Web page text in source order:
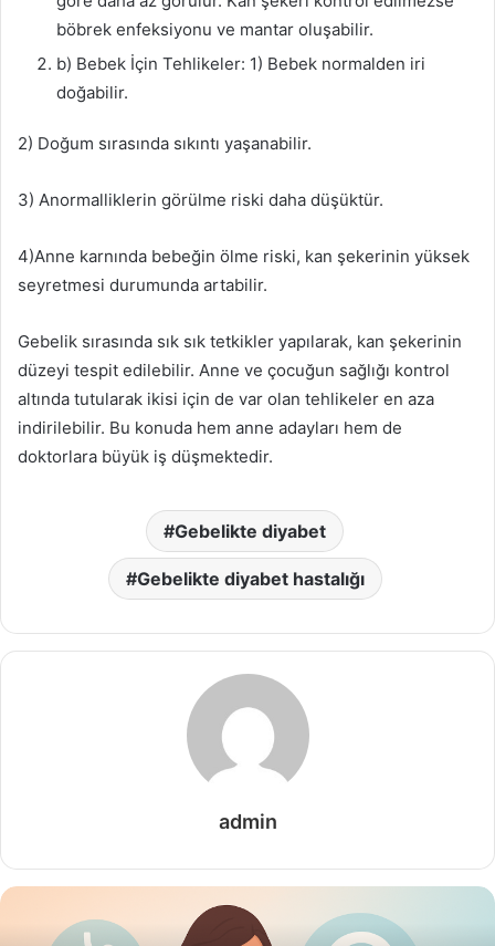
böbrek enfeksiyonu ve mantar oluşabilir.
b) Bebek İçin Tehlikeler: 1) Bebek normalden iri
doğabilir.
2) Doğum sırasında sıkıntı yaşanabilir.
3) Anormalliklerin görülme riski daha düşüktür.
4)Anne karnında bebeğin ölme riski, kan şekerinin yüksek
seyretmesi durumunda artabilir.
Gebelik sırasında sık sık tetkikler yapılarak, kan şekerinin
düzeyi tespit edilebilir. Anne ve çocuğun sağlığı kontrol
altında tutularak ikisi için de var olan tehlikeler en aza
indirilebilir. Bu konuda hem anne adayları hem de
doktorlara büyük iş düşmektedir.
Gebelikte diyabet
Gebelikte diyabet hastalığı
admin